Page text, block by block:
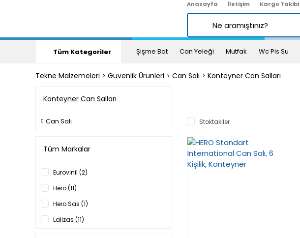
Anasayfa İletişim Kargo Takibi
Tüm Kategoriler Şişme Bot Can Yeleği Mutfak Wc Pis Su
Tekne Malzemeleri Güvenlik Ürünleri Can Salı Konteyner Can Salları
Konteyner Can Salları
Can Salı
Tüm Markalar
Eurovinil (2)
Hero (11)
Hero Sas (1)
Lalizas (11)
Stoktakiler